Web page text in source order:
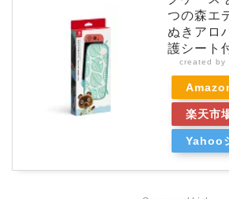
つの森エ
ぬきアロ
護シート
created by
楽天市
Yahoo